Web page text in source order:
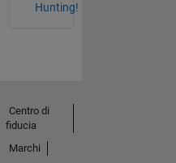
Hunting!
Centro di
fiducia
Marchi